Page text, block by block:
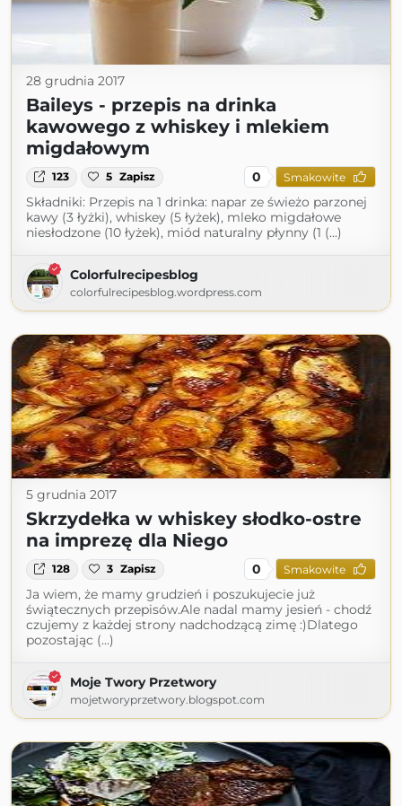
28 grudnia 2017
Baileys - przepis na drinka
kawowego z whiskey i mlekiem
migdałowym
123 5 Zapisz 0 Smakowite
Składniki: Przepis na 1 drinka: napar ze świeżo parzonej
kawy (3 łyżki), whiskey (5 łyżek), mleko migdałowe
niesłodzone (10 łyżek), miód naturalny płynny (1 (...)
Colorfulrecipesblog
colorfulrecipesblog.wordpress.com
5 grudnia 2017
Skrzydełka w whiskey słodko-ostre
na imprezę dla Niego
128 3 Zapisz 0 Smakowite
Ja wiem, że mamy grudzień i poszukujecie już
świątecznych przepisów.Ale nadal mamy jesień - chodź
czujemy z każdej strony nadchodzącą zimę :)Dlatego
pozostając (...)
Moje Twory Przetwory
mojetworyprzetwory.blogspot.com